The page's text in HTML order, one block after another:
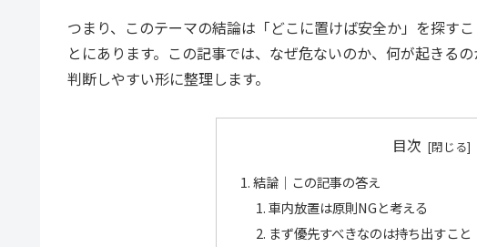
つまり、このテーマの結論は「どこに置けば安全か」を探す
とにあります。この記事では、なぜ危ないのか、何が起きる
判断しやすい形に整理します。
目次
結論｜この記事の答え
車内放置は原則NGと考える
まず優先すべきなのは持ち出すこと